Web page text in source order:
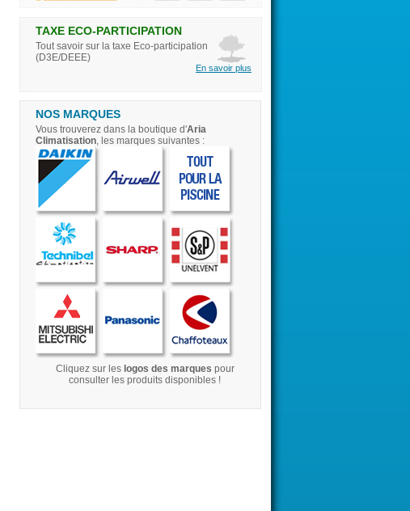
TAXE ECO-PARTICIPATION
Tout savoir sur la taxe Eco-participation
(D3E/DEEE)
En savoir plus
NOS MARQUES
Vous trouverez dans la boutique d'Aria
Climatisation, les marques suivantes :
Cliquez sur les logos des marques pour
consulter les produits disponibles !